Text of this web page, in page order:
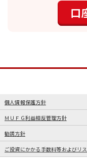
口
個人情報保護方針
ＭＵＦＧ利益相反管理方針
勧誘方針
ご投資にかかる手数料等およびリ